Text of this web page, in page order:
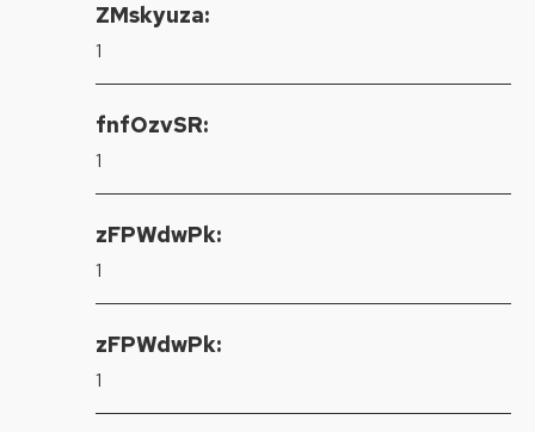
ZMskyuza:
1
fnfOzvSR:
1
zFPWdwPk:
1
zFPWdwPk:
1